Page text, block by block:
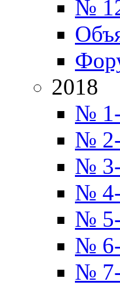
№
2018
№
№
№
№
№
№
№